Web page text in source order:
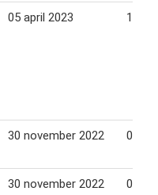
05 april 2023 17
30 november 2022 02
30 november 2022 02